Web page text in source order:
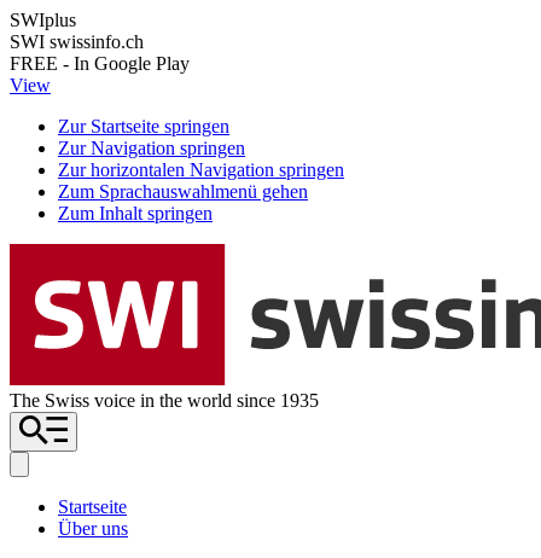
SWIplus
SWI swissinfo.ch
FREE - In Google Play
View
Zur Startseite springen
Zur Navigation springen
Zur horizontalen Navigation springen
Zum Sprachauswahlmenü gehen
Zum Inhalt springen
The Swiss voice in the world since 1935
Startseite
Über uns